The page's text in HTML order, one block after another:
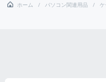
ホーム パソコン関連用品